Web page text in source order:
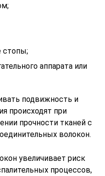
стопы;
аппарата или
подвижность и
происходят при
прочности тканей с
волокон.
увеличивает риск
процессов,